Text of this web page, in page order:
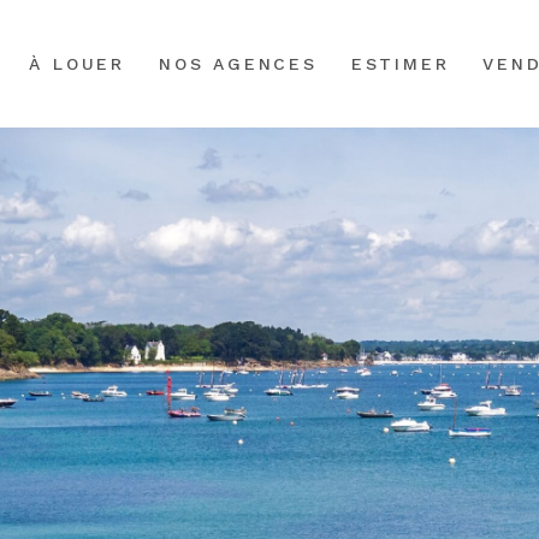
À LOUER NOS AGENCES ESTIMER